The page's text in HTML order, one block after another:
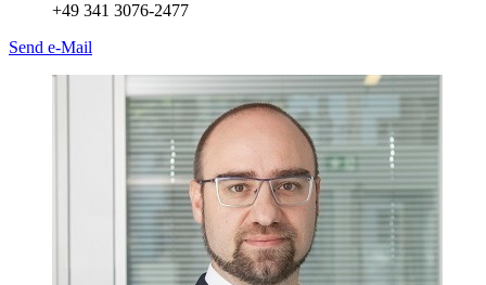
+49 341 3076-2477
Send e-Mail